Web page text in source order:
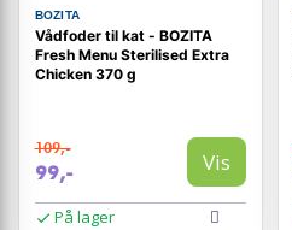
BOZITA
Vådfoder til kat - BOZITA
Fresh Menu Sterilised Extra
Chicken 370 g
109,-
99,- Vis
På lager